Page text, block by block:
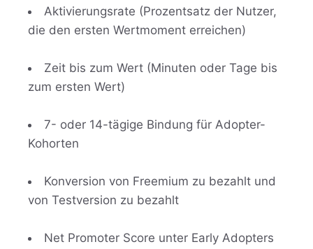
Aktivierungsrate (Prozentsatz der Nutzer,
die den ersten Wertmoment erreichen)
Zeit bis zum Wert (Minuten oder Tage bis
zum ersten Wert)
7- oder 14-tägige Bindung für Adopter-
Kohorten
Konversion von Freemium zu bezahlt und
von Testversion zu bezahlt
Net Promoter Score unter Early Adopters